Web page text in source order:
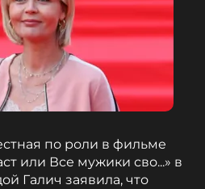
по роли в фильме
или Все мужики сво...» в
Галич заявила, что